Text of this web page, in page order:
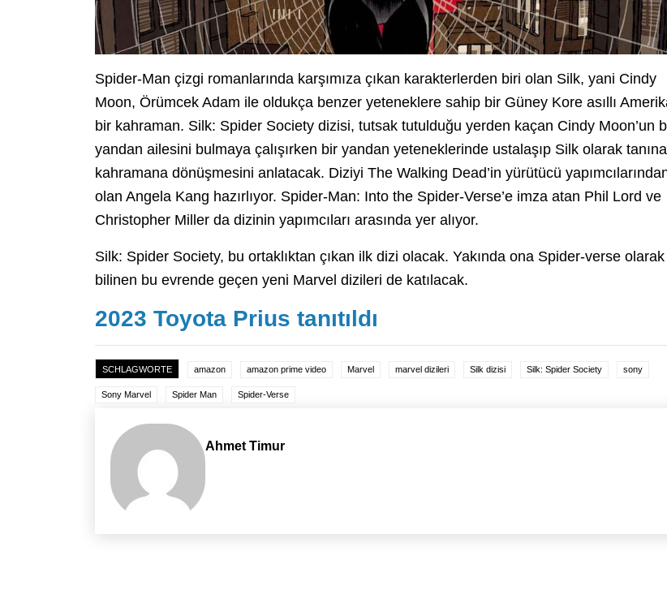
Spider-Man çizgi romanlarında karşımıza çıkan karakterlerden biri olan Silk, yani Cindy
Moon, Örümcek Adam ile oldukça benzer yeteneklere sahip bir Güney Kore asıllı
bir kahraman. Silk: Spider Society dizisi, tutsak tutulduğu yerden kaçan Cindy Moon’un
yandan ailesini bulmaya çalışırken bir yandan yeteneklerinde ustalaşıp Silk olarak
kahramana dönüşmesini anlatacak. Diziyi The Walking Dead’in yürütücü
olan Angela Kang hazırlıyor. Spider-Man: Into the Spider-Verse’e imza atan Phil Lord ve
Christopher Miller da dizinin yapımcıları arasında yer alıyor.
Silk: Spider Society, bu ortaklıktan çıkan ilk dizi olacak. Yakında ona Spider-verse olarak
bilinen bu evrende geçen yeni Marvel dizileri de katılacak.
2023 Toyota Prius tanıtıldı
SCHLAGWORTE amazon amazon prime video Marvel marvel dizileri Silk dizisi Silk: Spider Society sony
Sony Marvel Spider Man Spider-Verse
Ahmet Timur